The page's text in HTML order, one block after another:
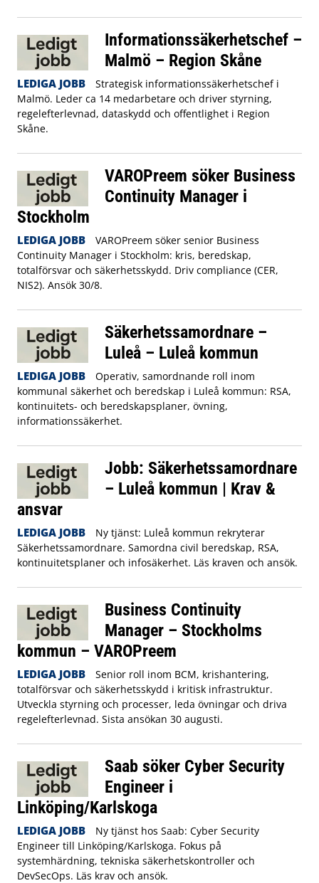
Informationssäkerhetschef –
Malmö – Region Skåne
LEDIGA JOBB
Strategisk informationssäkerhetschef i
Malmö. Leder ca 14 medarbetare och driver styrning,
regelefterlevnad, dataskydd och offentlighet i Region
Skåne.
VAROPreem söker Business
Continuity Manager i
Stockholm
LEDIGA JOBB
VAROPreem söker senior Business
Continuity Manager i Stockholm: kris, beredskap,
totalförsvar och säkerhetsskydd. Driv compliance (CER,
NIS2). Ansök 30/8.
Säkerhetssamordnare –
Luleå – Luleå kommun
LEDIGA JOBB
Operativ, samordnande roll inom
kommunal säkerhet och beredskap i Luleå kommun: RSA,
kontinuitets- och beredskapsplaner, övning,
informationssäkerhet.
Jobb: Säkerhetssamordnare
– Luleå kommun | Krav &
ansvar
LEDIGA JOBB
Ny tjänst: Luleå kommun rekryterar
Säkerhetssamordnare. Samordna civil beredskap, RSA,
kontinuitetsplaner och infosäkerhet. Läs kraven och ansök.
Business Continuity
Manager – Stockholms
kommun – VAROPreem
LEDIGA JOBB
Senior roll inom BCM, krishantering,
totalförsvar och säkerhetsskydd i kritisk infrastruktur.
Utveckla styrning och processer, leda övningar och driva
regelefterlevnad. Sista ansökan 30 augusti.
Saab söker Cyber Security
Engineer i
Linköping/Karlskoga
LEDIGA JOBB
Ny tjänst hos Saab: Cyber Security
Engineer till Linköping/Karlskoga. Fokus på
systemhärdning, tekniska säkerhetskontroller och
DevSecOps. Läs krav och ansök.